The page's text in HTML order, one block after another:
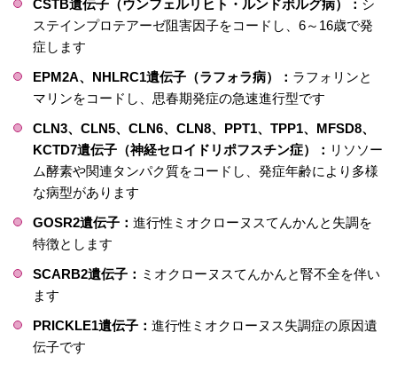
CSTB遺伝子（ウンフェルリヒト・ルンドボルグ病）： シ
ステインプロテアーゼ阻害因子をコードし、6～16歳で発
症します
EPM2A、NHLRC1遺伝子（ラフォラ病）： ラフォリンと
マリンをコードし、思春期発症の急速進行型です
CLN3、CLN5、CLN6、CLN8、PPT1、TPP1、MFSD8、
KCTD7遺伝子（神経セロイドリポフスチン症）： リソソー
ム酵素や関連タンパク質をコードし、発症年齢により多様
な病型があります
GOSR2遺伝子： 進行性ミオクローヌスてんかんと失調を
特徴とします
SCARB2遺伝子： ミオクローヌスてんかんと腎不全を伴い
ます
PRICKLE1遺伝子： 進行性ミオクローヌス失調症の原因遺
伝子です